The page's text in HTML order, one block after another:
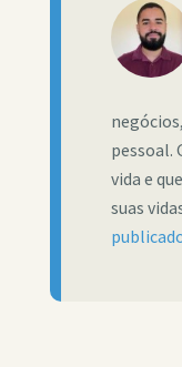
pessoal.
vida e
suas